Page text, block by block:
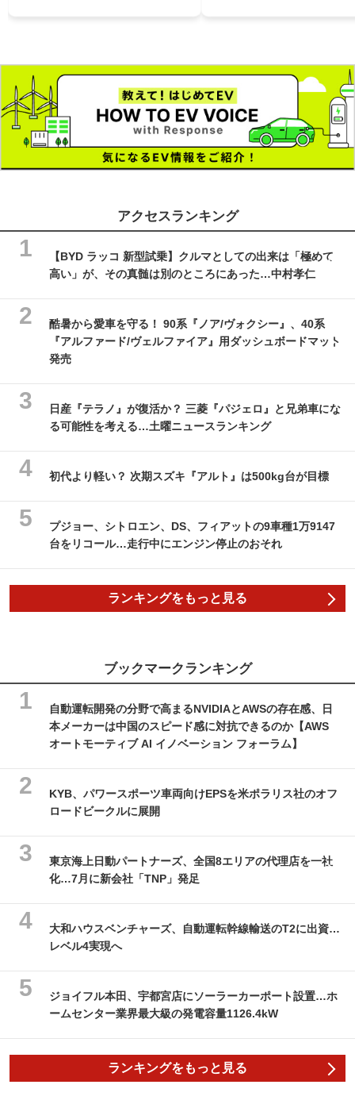
アクセスランキング
【BYD ラッコ 新型試乗】クルマとしての出来は「極めて
高い」が、その真髄は別のところにあった…中村孝仁
酷暑から愛車を守る！ 90系『ノア/ヴォクシー』、40系
『アルファード/ヴェルファイア』用ダッシュボードマット
発売
日産『テラノ』が復活か？ 三菱『パジェロ』と兄弟車にな
る可能性を考える…土曜ニュースランキング
初代より軽い？ 次期スズキ『アルト』は500kg台が目標
プジョー、シトロエン、DS、フィアットの9車種1万9147
台をリコール…走行中にエンジン停止のおそれ
ランキングをもっと見る
ブックマークランキング
自動運転開発の分野で高まるNVIDIAとAWSの存在感、日
本メーカーは中国のスピード感に対抗できるのか【AWS
オートモーティブ AI イノベーション フォーラム】
KYB、パワースポーツ車両向けEPSを米ポラリス社のオフ
ロードビークルに展開
東京海上日動パートナーズ、全国8エリアの代理店を一社
化…7月に新会社「TNP」発足
大和ハウスベンチャーズ、自動運転幹線輸送のT2に出資…
レベル4実現へ
ジョイフル本田、宇都宮店にソーラーカーポート設置…ホ
ームセンター業界最大級の発電容量1126.4kW
ランキングをもっと見る